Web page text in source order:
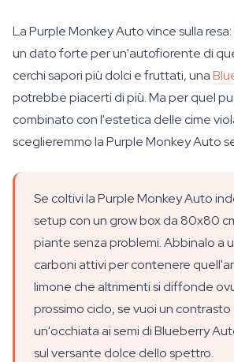
La Purple Monkey Auto vince sulla
un dato forte per un'autofiorente di
cerchi sapori più dolci e fruttati, una
potrebbe piacerti di più. Ma per quel
combinato con l'estetica delle cime
sceglieremmo la Purple Monkey Auto
Se coltivi la Purple Monkey Auto
setup con un grow box da 80x80
piante senza problemi. Abbinalo a
carboni attivi per contenere
limone che altrimenti si diffonde
prossimo ciclo, se vuoi un contrasto
un'occhiata ai semi di Blueberry
sul versante dolce dello spettro.